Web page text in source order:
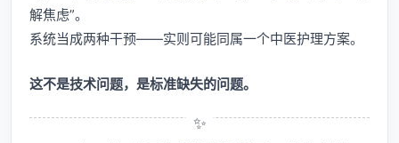
解焦虑”。
系统当成两种干预——实则可能同属一个中医护理方案。
这不是技术问题，是标准缺失的问题。